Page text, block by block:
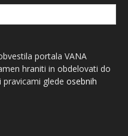
portala VANA
hraniti in obdelovati do
pravicami glede osebnih